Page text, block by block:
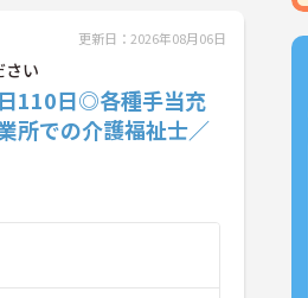
更新日：2026年08月06日
い
日110日◎各種手当充
所での介護福祉士／